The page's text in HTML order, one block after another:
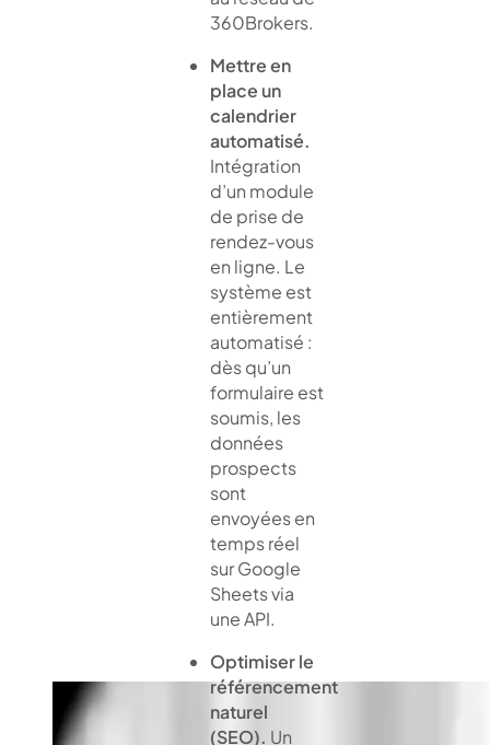
360Brokers.
Mettre en
place un
calendrier
automatisé.
Intégration
d’un module
de prise de
rendez-vous
en ligne. Le
système est
entièrement
automatisé :
dès qu’un
formulaire est
soumis, les
données
prospects
sont
envoyées en
temps réel
sur Google
Sheets via
une API.
Optimiser le
référencement
naturel
(SEO). Un